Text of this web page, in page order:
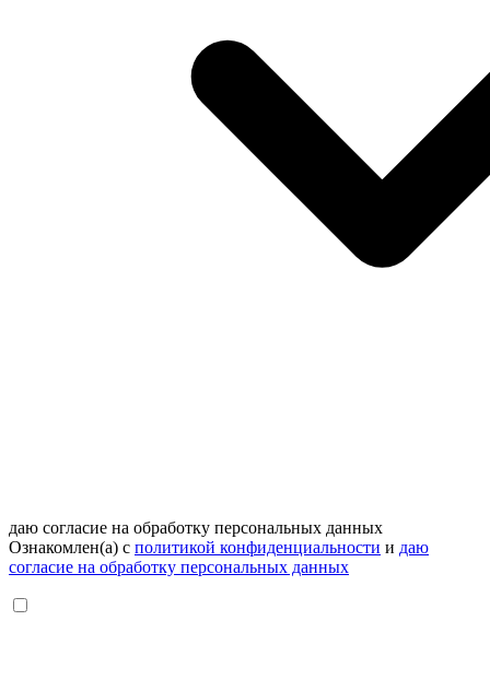
даю согласие на обработку персональных данных
Ознакомлен(а) с политикой конфиденциальности и даю
согласие на обработку персональных данных